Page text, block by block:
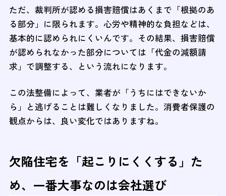
ただ、裁判所が認める損害賠償はあくまで「根拠のあ
る部分」に限られます。心労や精神的な負担などは、
基本的に認められにくいんです。その結果、損害賠償
が認められなかった部分については「代金の減額請
求」で調整する、という流れになります。
この法整備によって、業者が「うちにはできないか
ら」と逃げることは難しくなりました。消費者保護の
観点からは、良い変化ではありますね。
欠陥住宅を「起こりにくくする」た
め、一番大事なのは会社選び